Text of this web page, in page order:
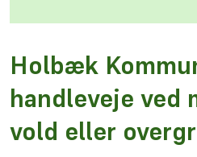
Holbæk
handleveje ved
vold eller